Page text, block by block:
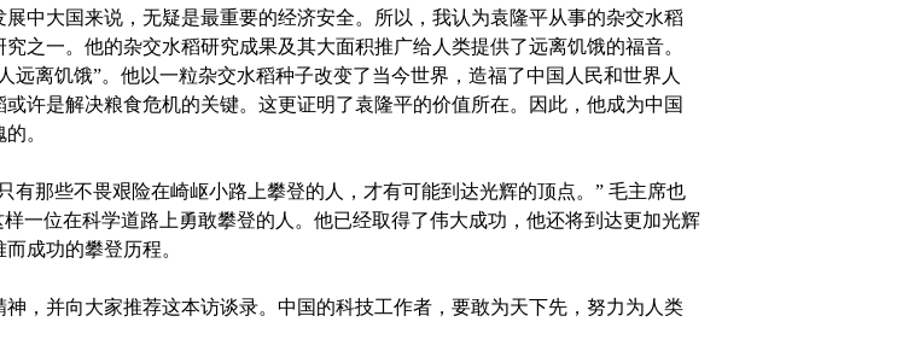
中大国来说，无疑是最重要的经济安全。所以，我认为袁隆平从事的杂交水稻
之一。他的杂交水稻研究成果及其大面积推广给人类提供了远离饥饿的福音。
离饥饿”。他以一粒杂交水稻种子改变了当今世界，造福了中国人民和世界人
许是解决粮食危机的关键。这更证明了袁隆平的价值所在。因此，他成为中国
。
那些不畏艰险在崎岖小路上攀登的人，才有可能到达光辉的顶点。” 毛主席也
一位在科学道路上勇敢攀登的人。他已经取得了伟大成功，他还将到达更加光辉
成功的攀登历程。
并向大家推荐这本访谈录。中国的科技工作者，要敢为天下先，努力为人类